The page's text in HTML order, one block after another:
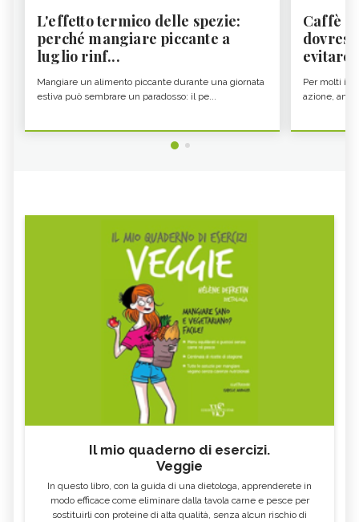
L'effetto termico delle spezie:
perché mangiare piccante a
luglio rinf...
Mangiare un alimento piccante durante una giornata
estiva può sembrare un paradosso: il pe...
Caffè
evitare
Per molti il
azione,
Il mio quaderno di esercizi.
Veggie
In questo libro, con la guida di una dietologa, apprenderete in
modo efficace come eliminare dalla tavola carne e pesce per
sostituirli con proteine di alta qualità, senza alcun rischio di